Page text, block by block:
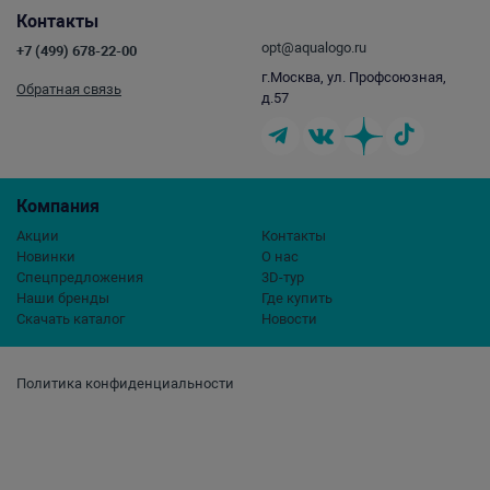
Политика конфиденциальности
Компания
Акции
Новинки
Спецпредложения
Наши бренды
Скачать каталог
Контакты
О нас
3D-тур
Где купить
Новости
Контакты
+7 (499) 678-22-00
Обратная связь
opt@aqualogo.ru
г.Москва, ул. Профсоюзная,
д.57